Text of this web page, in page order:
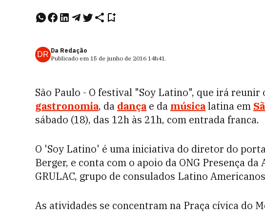
DR Da Redação
Publicado em 15 de junho de 2016 14h41.
São Paulo - O festival "Soy Latino", que irá reunir
gastronomia, da dança e da músicalatina em
sábado (18), das 12h às 21h, com entrada franca.
O 'Soy Latino' é uma iniciativa do diretor do
Berger, e conta com o apoio da ONG Presença
GRULAC, grupo de consulados Latino
As atividades se concentram na Praça cívica do